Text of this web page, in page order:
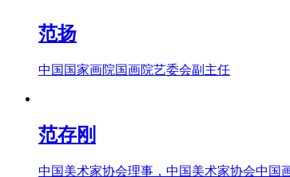
范扬
中国国家画院国画院艺委会副主任
范存刚
中国美术家协会理事，中国美术家协会中国